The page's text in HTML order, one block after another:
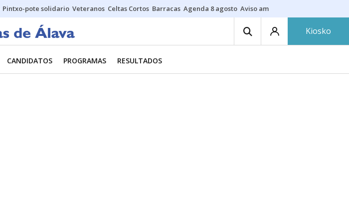
Pintxo-pote solidario Veteranos Celtas Cortos Barracas Agenda 8 agosto Aviso amarillo
Kiosko
CANDIDATOS PROGRAMAS RESULTADOS